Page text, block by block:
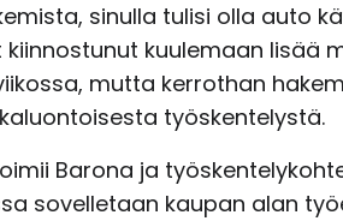
sinulla tulisi olla auto
kuulemaan lisää
mutta kerrothan
työskentelystä.
Barona ja
sovelletaan kaupan alan